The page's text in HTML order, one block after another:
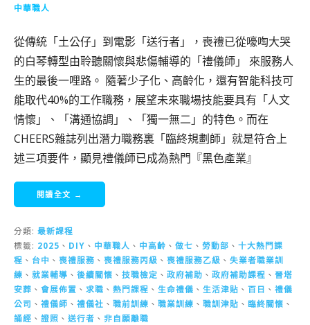
中華職人
從傳統「土公仔」到電影「送行者」，喪禮已從嚎啕大哭
的白琴轉型由聆聽關懷與悲傷輔導的「禮儀師」 來服務人
生的最後一哩路。 隨著少子化、高齡化，還有智能科技可
能取代40%的工作職務，展望未來職場技能要具有「人文
情懷」、「溝通協調」、「獨一無二」的特色。而在
CHEERS雜誌列出潛力職務裏「臨終規劃師」就是符合上
述三項要件，顯見禮儀師已成為熱門『黑色產業』
閱讀全文 →
分類: 最新課程
標籤: 2025 、 DIY 、 中華職人 、 中高齡 、 做七 、 勞動部 、 十大熱門課
程 、 台中 、 喪禮服務 、 喪禮服務丙級 、 喪禮服務乙級 、 失業者職業訓
練 、 就業輔導 、 後續關懷 、 技職檢定 、 政府補助 、 政府補助課程 、 晉塔
安葬 、 會展佈置 、 求職 、 熱門課程 、 生命禮儀 、 生活津貼 、 百日 、 禮儀
公司 、 禮儀師 、 禮儀社 、 職前訓練 、 職業訓練 、 職訓津貼 、 臨終關懷 、
誦經 、 證照 、 送行者 、 非自願離職